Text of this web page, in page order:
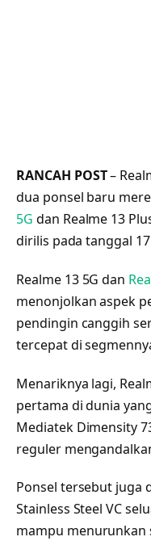
RANCAH POST–
dua ponsel baru
5G dan Realme 13
dirilis pada tanggal
Realme 13 5G dan
menonjolkan aspek
pendingin canggih
tercepat di
Menariknya lagi,
pertama di dunia
Mediatek Dimensity
reguler
Ponsel tersebut juga
Stainless Steel VC
mampu menurunkan